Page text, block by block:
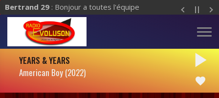
Bertrand 29 : Bonjour a toutes l'équipe
YEARS & YEARS
American Boy (2022)
play_arrow
favorite